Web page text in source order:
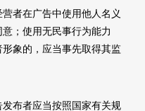
在广告中使用他人名义
；使用无民事行为能力
象的，应当事先取得其监
者应当按照国家有关规